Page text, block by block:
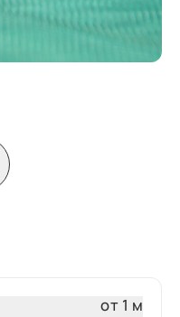
от 1 м